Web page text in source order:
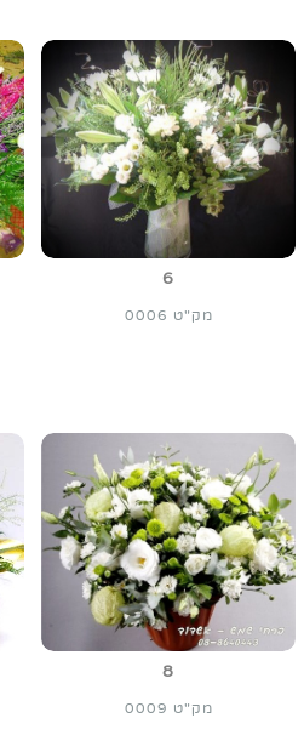
6
מק"ט 0006
8
מק"ט 0009